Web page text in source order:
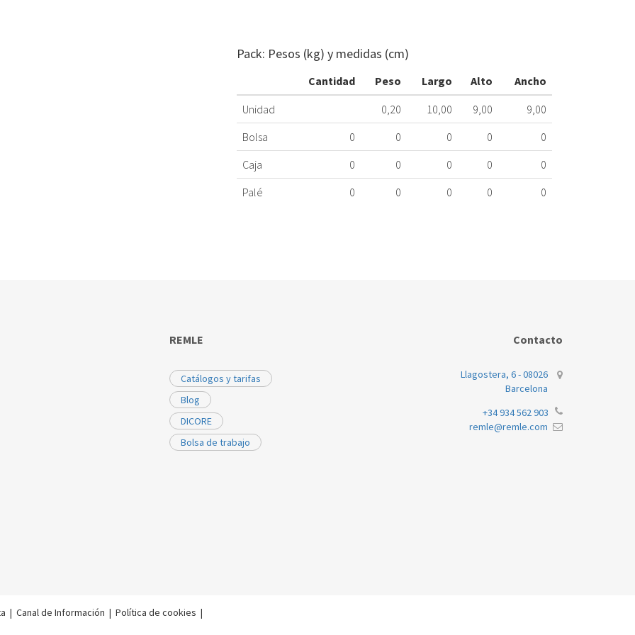
Pack: Pesos (kg) y medidas (cm)
Cantidad Peso Largo Alto
Ancho
Unidad
0,20 10,00 9,00
9,00
Bolsa
0 0 0 0
0
Caja
0 0 0 0
0
Palé
0 0 0 0 0
REMLE
Catálogos y tarifas
Blog
DICORE
Bolsa de trabajo
Contacto
Llagostera, 6 - 08026
Barcelona
+34 934 562 903
remle@remle.com
| Canal de Información | Política de cookies |